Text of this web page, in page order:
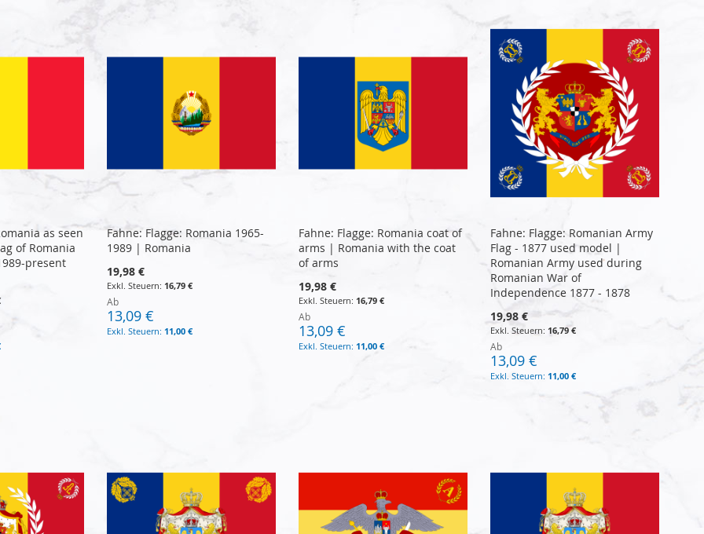
as seen
of Romania
present
Fahne: Flagge: Romania 1965-
1989 | Romania
19,98 €
16,79 €
Ab
13,09 €
11,00 €
Fahne: Flagge: Romania coat of
arms | Romania with the coat
of arms
19,98 €
16,79 €
Ab
13,09 €
11,00 €
Fahne: Flagge: Romanian Army
Flag - 1877 used model |
Romanian Army used during
Romanian War of
Independence 1877 - 1878
19,98 €
16,79 €
Ab
13,09 €
11,00 €